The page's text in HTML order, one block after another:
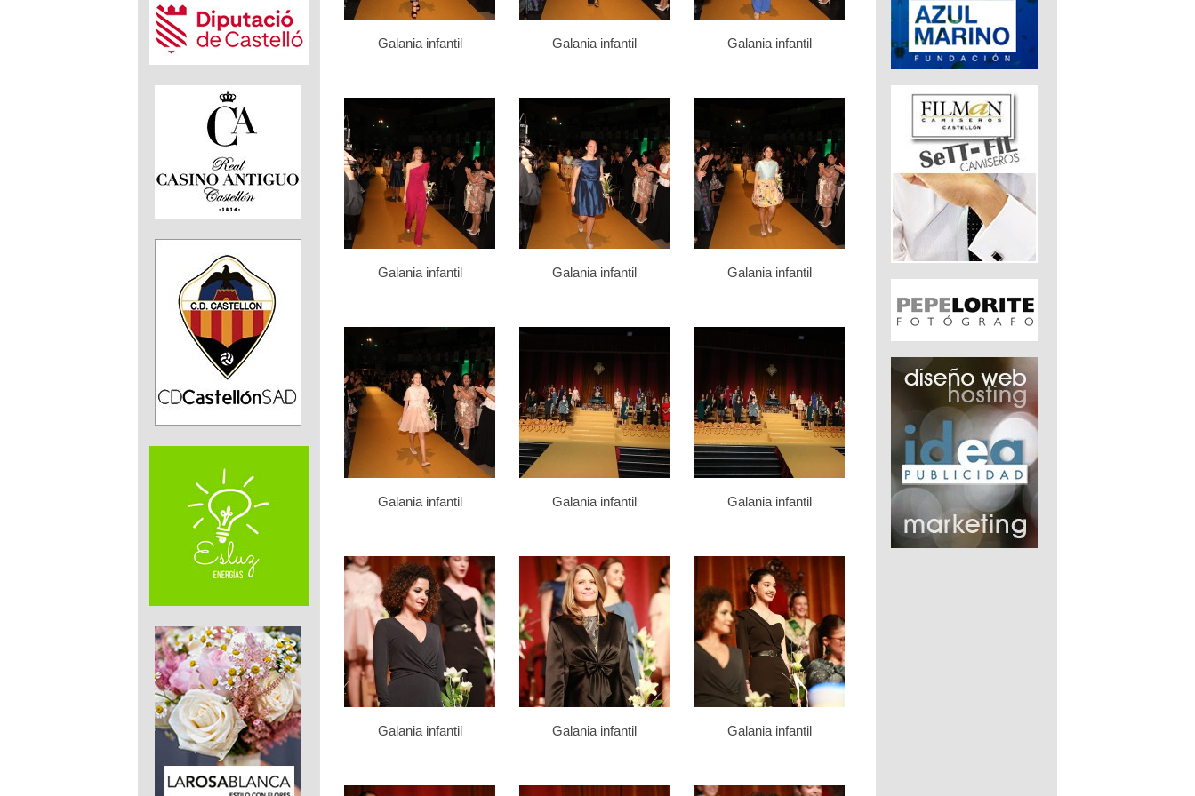
Galania infantil Galania infantil Galania infantil
Galania infantil Galania infantil Galania infantil
Galania infantil Galania infantil Galania infantil
Galania infantil Galania infantil Galania infantil